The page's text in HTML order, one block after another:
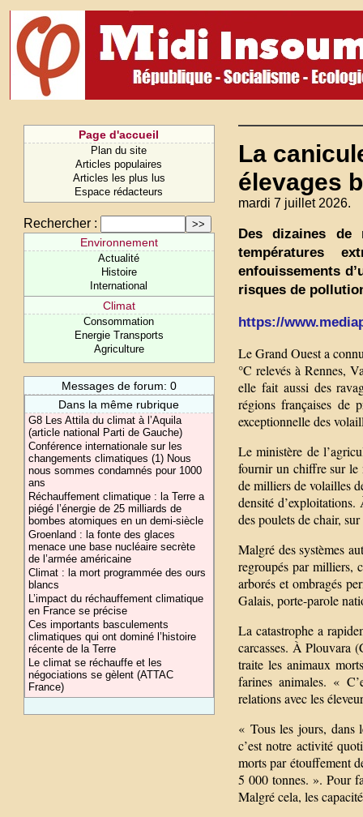
Page d'accueil
Plan du site
Articles populaires
Articles les plus lus
Espace rédacteurs
Rechercher :
Environnement
Actualité
Histoire
International
Climat
Consommation
Energie Transports
Agriculture
Messages de forum: 0
Dans la même rubrique
G8 Les Attila du climat à l’Aquila
(article national Parti de Gauche)
Conférence internationale sur les
changements climatiques (1) Nous
nous sommes condamnés pour 1000
ans
Réchauffement climatique : la Terre a
piégé l’énergie de 25 milliards de
bombes atomiques en un demi-siècle
Groenland : la fonte des glaces
menace une base nucléaire secrète
de l’armée américaine
Climat : la mort programmée des ours
blancs
L’impact du réchauffement climatique
en France se précise
Ces importants basculements
climatiques qui ont dominé l’histoire
récente de la Terre
Le climat se réchauffe et les
négociations se gèlent (ATTAC
France)
La
élevages
mardi 7 juillet 2026.
Des dizaines
températures
enfouissements
risques de
https://
Le Grand Ouest a
°C relevés à Rennes,
elle fait aussi des
régions françaises de
exceptionnelle des
Le ministère de
fournir un chiffre sur le
de milliers de volailles
densité
des poulets de chair,
Malgré des systèmes
regroupés par milliers,
arborés et ombragés
Galais, porte-parole
La catastrophe a
carcasses. À Plouvara
traite les animaux
farines animales. «
relations avec les
« Tous les jours, dans
c’est notre activité
morts par étouffement
5 000 tonnes. ». Pour
Malgré cela, les